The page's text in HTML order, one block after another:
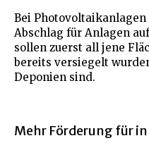
Bei
Abschlag für Anlagen
sollen zuerst all jene
bereits versiegelt
Deponien sind.
Mehr Förderung für